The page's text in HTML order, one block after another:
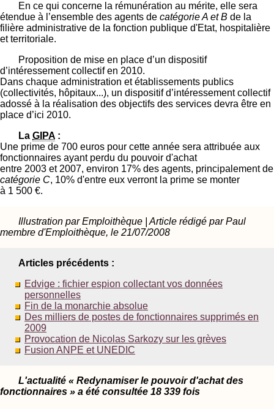
En ce qui concerne la rémunération au mérite, elle sera
étendue à l’ensemble des agents de catégorie A et B de la
filière administrative de la fonction publique d'Etat, hospitalière
et territoriale.
Proposition de mise en place d’un dispositif
d’intéressement collectif en 2010.
Dans chaque administration et établissements publics
(collectivités, hôpitaux...), un dispositif d’intéressement collectif
adossé à la réalisation des objectifs des services devra être en
place d’ici 2010.
La GIPA :
Une prime de 700 euros pour cette année sera attribuée aux
fonctionnaires ayant perdu du pouvoir d'achat
entre 2003 et 2007, environ 17% des agents, principalement de
catégorie C, 10% d'entre eux verront la prime se monter
à 1 500 €.
Illustration par Emploithèque | Article rédigé par Paul
membre d'Emploithèque, le 21/07/2008
Articles précédents :
Edvige : fichier espion collectant vos données
personnelles
Fin de la monarchie absolue
Des milliers de postes de fonctionnaires supprimés en
2009
Provocation de Nicolas Sarkozy sur les grèves
Fusion ANPE et UNEDIC
L'actualité « Redynamiser le pouvoir d'achat des
fonctionnaires » a été consultée 18 339 fois